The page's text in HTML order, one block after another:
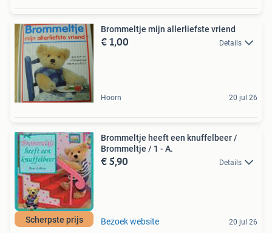
Brommeltje mijn allerliefste vriend
€ 1,00 Details
Hoorn 20 jul 26
Scherpste prijs
Brommeltje heeft een knuffelbeer /
Brommeltje / 1 - A.
€ 5,90 Details
Bezoek website 20 jul 26